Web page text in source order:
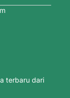
terbaru dari